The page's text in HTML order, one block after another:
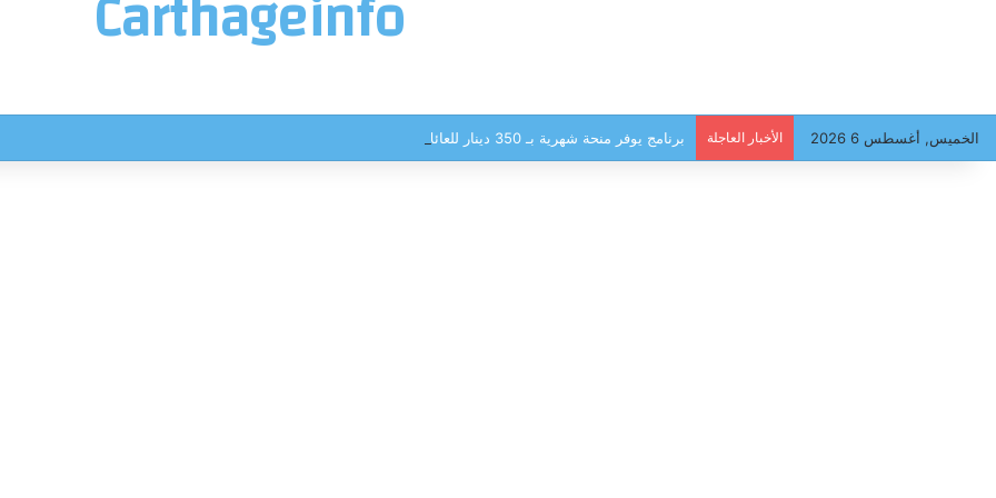
الخميس, أغسطس 6 2026 الأخبار العاجلة برنامج يوفر منحة شهرية بـ 350 دينار للعائلات، وهذه أبرز الشروط للانتفاع …